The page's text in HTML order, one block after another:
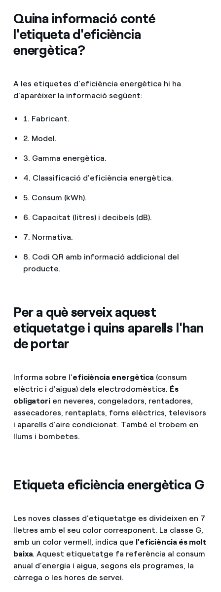
Quina informació conté
l'etiqueta d'eficiència
energètica?
A les etiquetes d'eficiència energètica hi ha
d'aparèixer la informació següent:
1. Fabricant.
2. Model.
3. Gamma energètica.
4. Classificació d'eficiència energètica.
5. Consum (kWh).
6. Capacitat (litres) i decibels (dB).
7. Normativa.
8. Codi QR amb informació addicional del
producte.
Per a què serveix aquest
etiquetatge i quins aparells l'han
de portar
Informa sobre l'eficiència energètica (consum
elèctric i d'aigua) dels electrodomèstics. És
obligatori en neveres, congeladors, rentadores,
assecadores, rentaplats, forns elèctrics, televisors
i aparells d'aire condicionat. També el trobem en
llums i bombetes.
Etiqueta eficiència energètica G
Les noves classes d'etiquetatge es divideixen en 7
lletres amb el seu color corresponent. La classe G,
amb un color vermell, indica que l'eficiència és molt
baixa. Aquest etiquetatge fa referència al consum
anual d'energia i aigua, segons els programes, la
càrrega o les hores de servei.